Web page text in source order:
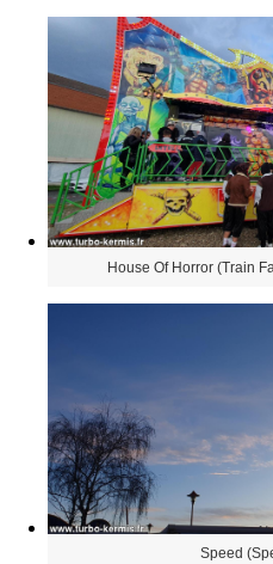
House Of Horror (Train
Speed